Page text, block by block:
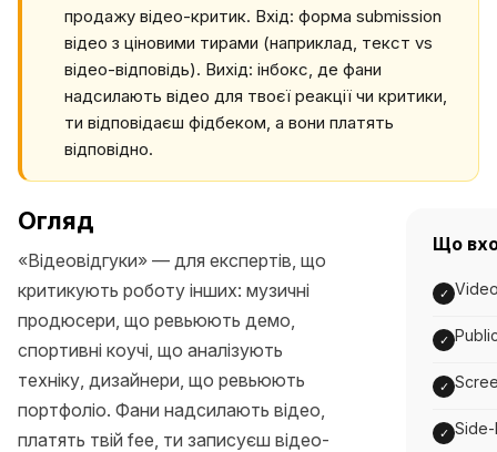
продажу відео-критик. Вхід: форма submission
відео з ціновими тирами (наприклад, текст vs
відео-відповідь). Вихід: інбокс, де фани
надсилають відео для твоєї реакції чи критики,
ти відповідаєш фідбеком, а вони платять
відповідно.
Огляд
«Відеовідгуки» — для експертів, що
критикують роботу інших: музичні
продюсери, що ревьюють демо,
спортивні коучі, що аналізують
техніку, дизайнери, що ревьюють
портфоліо. Фани надсилають відео,
платять твій fee, ти записуєш відео-
Що
✓
✓
✓
✓